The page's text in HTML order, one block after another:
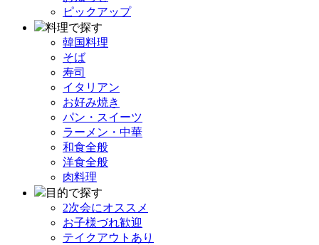
ピックアップ
料理で探す
韓国料理
そば
寿司
イタリアン
お好み焼き
パン・スイーツ
ラーメン・中華
和食全般
洋食全般
肉料理
目的で探す
2次会にオススメ
お子様づれ歓迎
テイクアウトあり